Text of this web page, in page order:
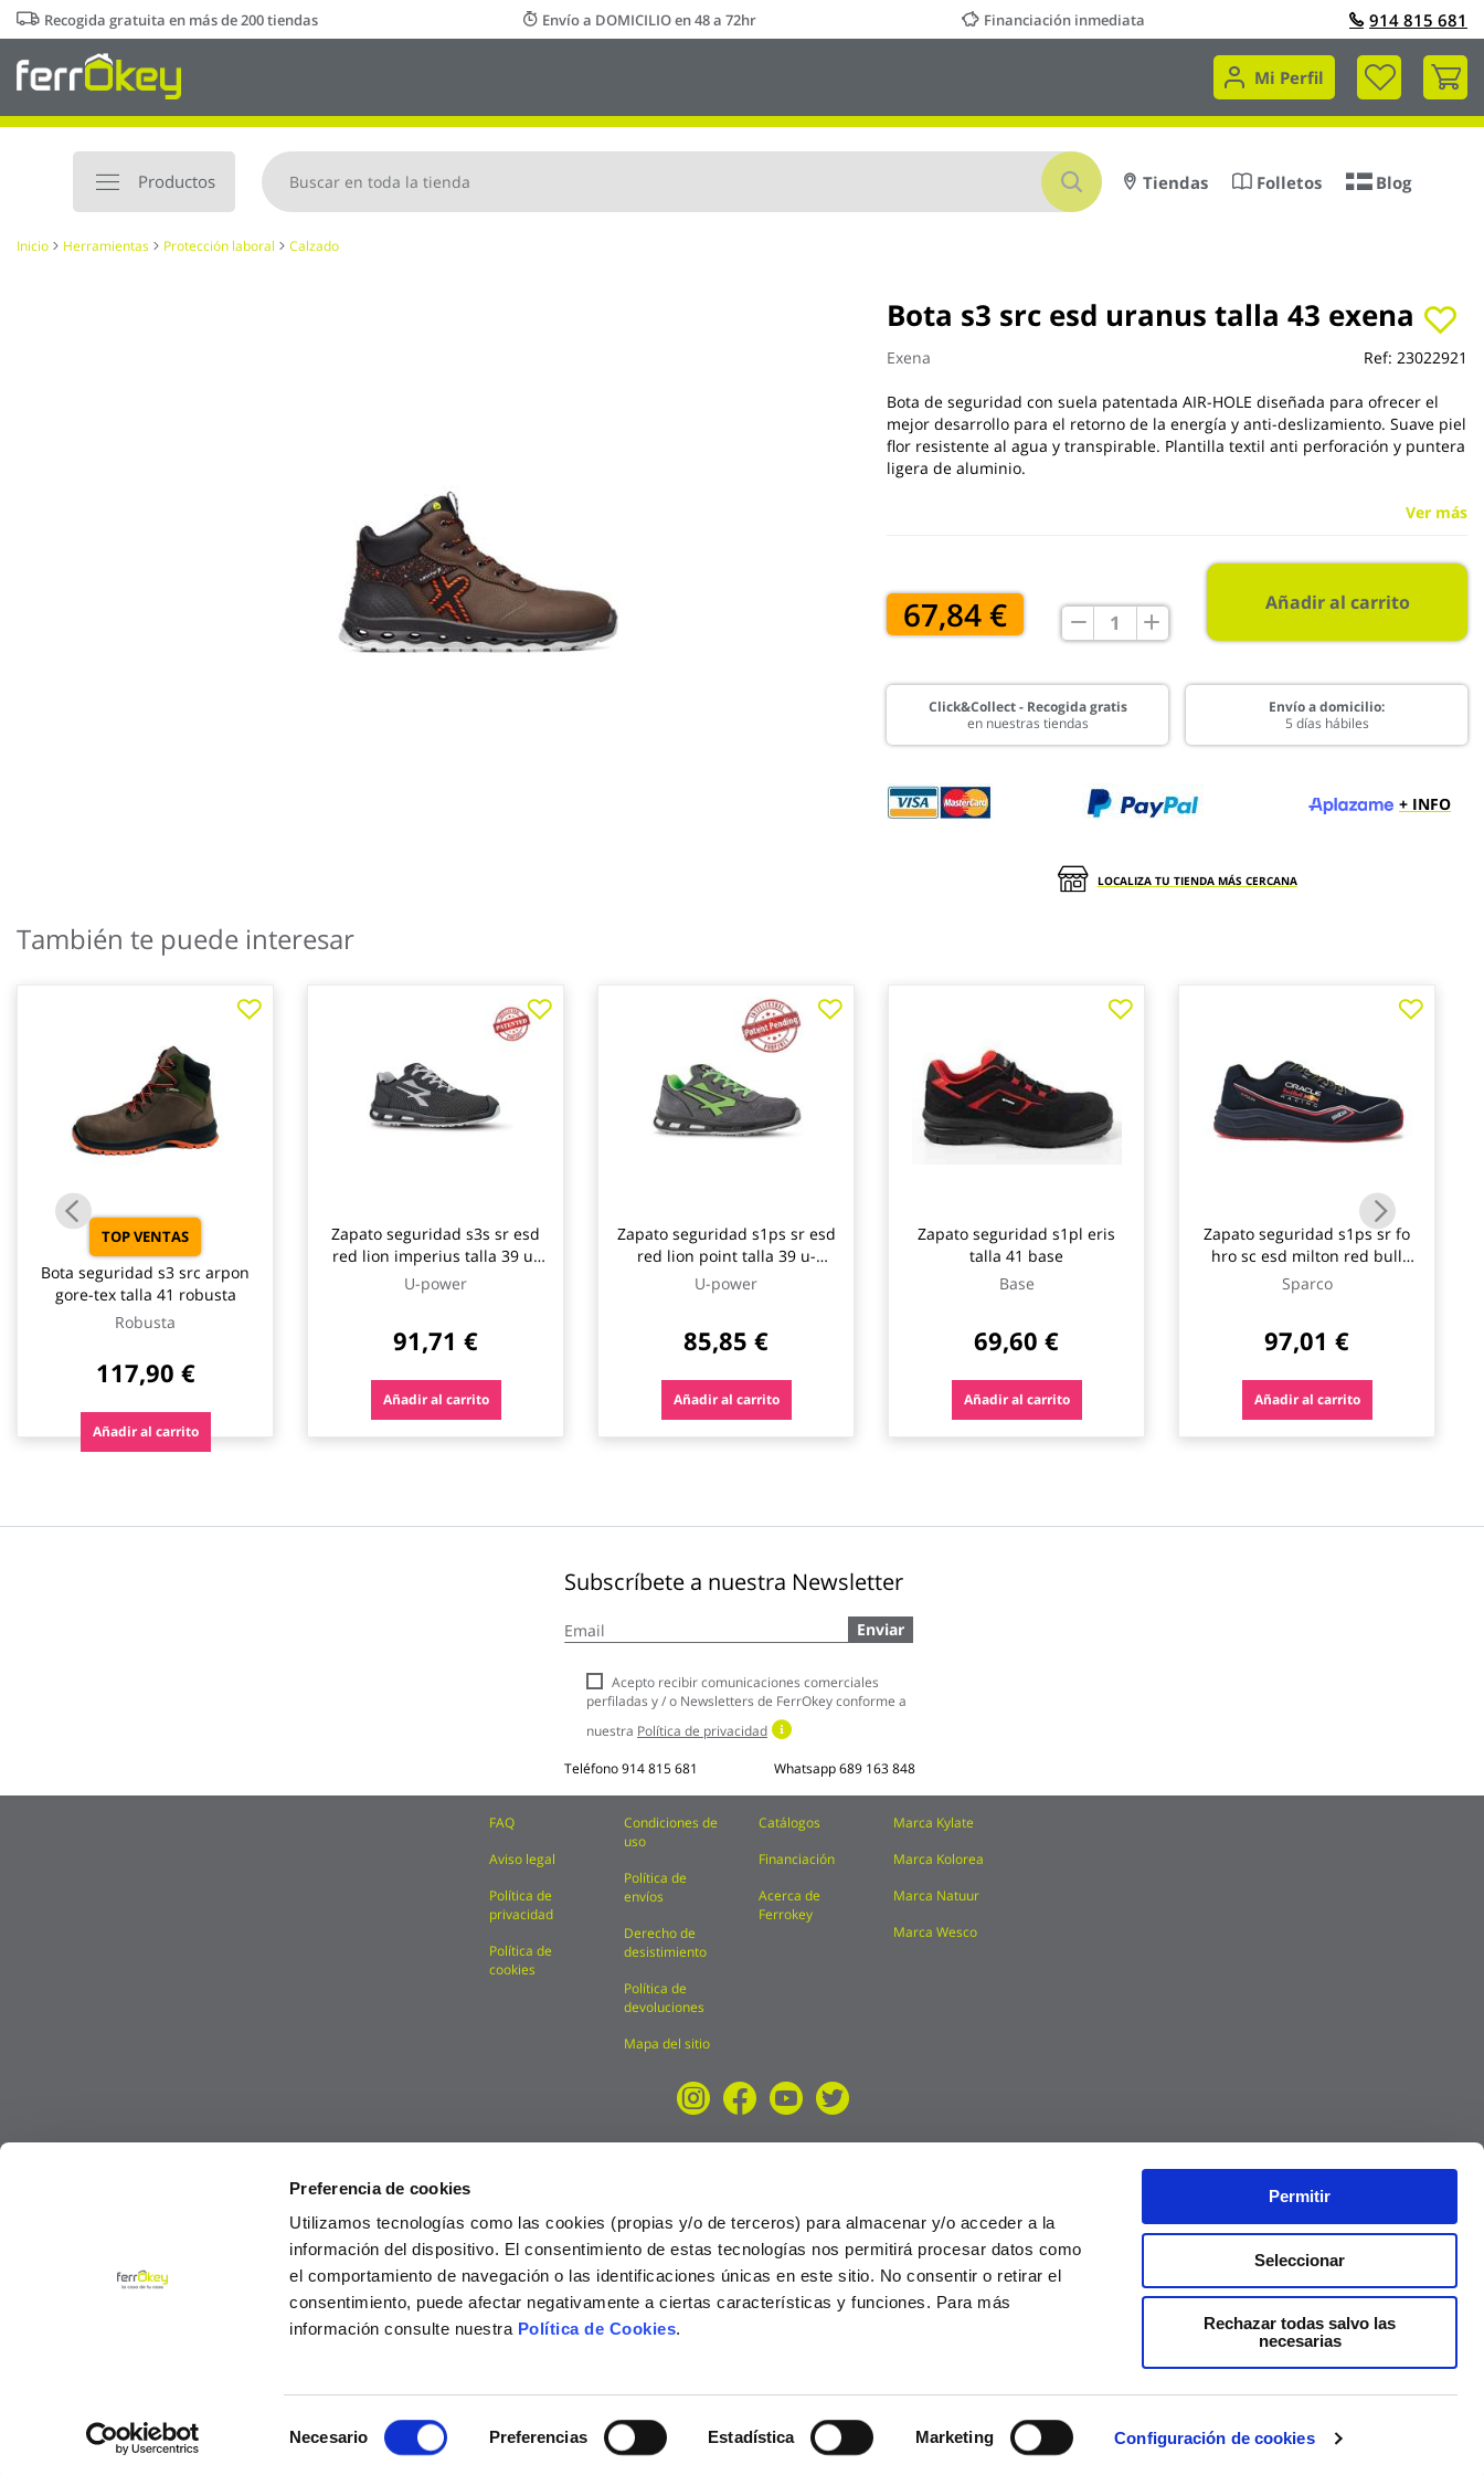
Preferencia de cookies
Utilizamos tecnologías como las cookies (propias y/o de terceros) para almacenar y/o acceder a la
información del dispositivo. El consentimiento de estas tecnologías nos permitirá procesar datos como
el comportamiento de navegación o las identificaciones únicas en este sitio. No consentir o retirar el
consentimiento, puede afectar negativamente a ciertas características y funciones. Para más
información consulte nuestra Política de Cookies.
Necesario Preferencias Estadística Marketing Configuración de cookies
Permitir
Seleccionar
Rechazar todas salvo las
necesarias
Ir
al
contenido
Recogida gratuita en más de 200 tiendas Envío a DOMICILIO en 48 a 72hr Financiación inmediata 914 815 681
Mi Perfil
Mi
Productos
Buscar
Tiendas Folletos Blog
Inicio Herramientas Protección laboral Calzado
Bota s3 src esd uranus talla 43 exena
Exena Ref: 23022921
Bota de seguridad con suela patentada AIR-HOLE diseñada para ofrecer el
mejor desarrollo para el retorno de la energía y anti-deslizamiento. Suave piel
flor resistente al agua y transpirable. Plantilla textil anti perforación y puntera
ligera de aluminio.
Ver más
67,84 € Añadir al carrito
Click&Collect - Recogida gratis
en nuestras tiendas
Envío a domicilio:
5 días hábiles
+ INFO
LOCALIZA TU TIENDA MÁS CERCANA
comienzo
de
También te puede interesar
TOP VENTAS
Bota seguridad s3 src arpon
gore-tex talla 41 robusta
Robusta
117,90 €
Añadir al carrito
Zapato seguridad s3s sr esd
red lion imperius talla 39 u-
power
U-power
91,71 €
Añadir al carrito
Zapato seguridad s1ps sr esd
red lion point talla 39 u-
power
U-power
85,85 €
Añadir al carrito
Zapato seguridad s1pl eris
talla 41 base
Base
69,60 €
Añadir al carrito
Zapato seguridad s1ps sr fo
hro sc esd milton red bull
talla 40 sparco
Sparco
97,01 €
Añadir al carrito
Subscríbete a nuestra Newsletter
a
boletín
noticias:
Enviar
Acepto recibir comunicaciones comerciales
perfiladas y / o Newsletters de FerrOkey conforme a
nuestra Política de privacidad
Teléfono914 815 681 Whatsapp689 163 848
FAQ
Aviso legal
Política de
privacidad
Política de
cookies
Condiciones de
uso
Política de
envíos
Derecho de
desistimiento
Política de
devoluciones
Mapa del sitio
Catálogos
Financiación
Acerca de
Ferrokey
Marca Kylate
Marca Kolorea
Marca Natuur
Marca Wesco
© Ferrokey todos los derechos reservados 2025 Precios válidos solo en la web, no en tienda